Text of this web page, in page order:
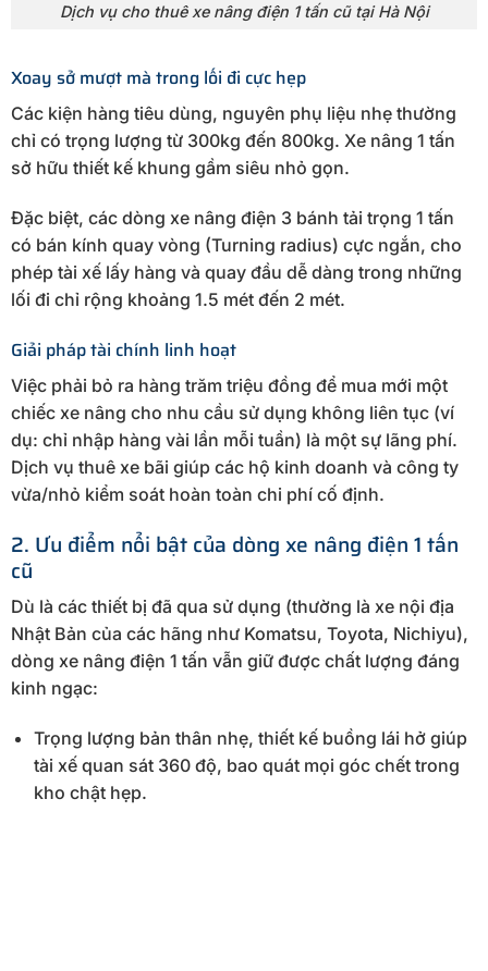
Dịch vụ cho thuê xe nâng điện 1 tấn cũ tại Hà Nội
Xoay sở mượt mà trong lối đi cực hẹp
Các kiện hàng tiêu dùng, nguyên phụ liệu nhẹ thường
chỉ có trọng lượng từ 300kg đến 800kg. Xe nâng 1 tấn
sở hữu thiết kế khung gầm siêu nhỏ gọn.
Đặc biệt, các dòng xe nâng điện 3 bánh tải trọng 1 tấn
có bán kính quay vòng (Turning radius) cực ngắn, cho
phép tài xế lấy hàng và quay đầu dễ dàng trong những
lối đi chỉ rộng khoảng 1.5 mét đến 2 mét.
Giải pháp tài chính linh hoạt
Việc phải bỏ ra hàng trăm triệu đồng để mua mới một
chiếc xe nâng cho nhu cầu sử dụng không liên tục (ví
dụ: chỉ nhập hàng vài lần mỗi tuần) là một sự lãng phí.
Dịch vụ thuê xe bãi giúp các hộ kinh doanh và công ty
vừa/nhỏ kiểm soát hoàn toàn chi phí cố định.
2. Ưu điểm nổi bật của dòng xe nâng điện 1 tấn
cũ
Dù là các thiết bị đã qua sử dụng (thường là xe nội địa
Nhật Bản của các hãng như Komatsu, Toyota, Nichiyu),
dòng xe nâng điện 1 tấn vẫn giữ được chất lượng đáng
kinh ngạc:
Trọng lượng bản thân nhẹ, thiết kế buồng lái hở giúp
tài xế quan sát 360 độ, bao quát mọi góc chết trong
kho chật hẹp.